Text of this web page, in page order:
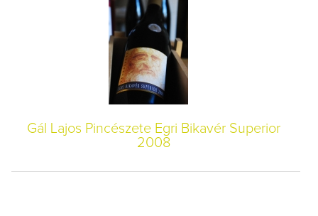
Gál Lajos Pincészete Egri Bikavér Superior
2008